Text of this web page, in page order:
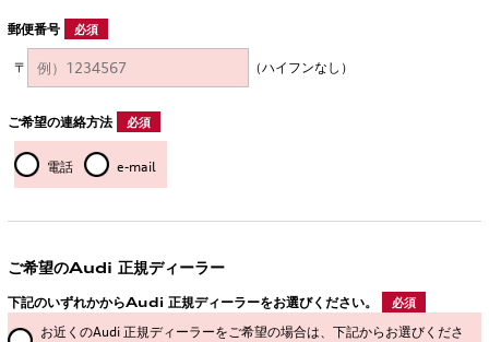
郵便番号 必須
〒 （ハイフンなし）
ご希望の連絡方法 必須
電話 e-mail
ご希望のAudi 正規ディーラー
下記のいずれかからAudi 正規ディーラーをお選びください。 必須
お近くのAudi 正規ディーラーをご希望の場合は、下記からお選びくださ